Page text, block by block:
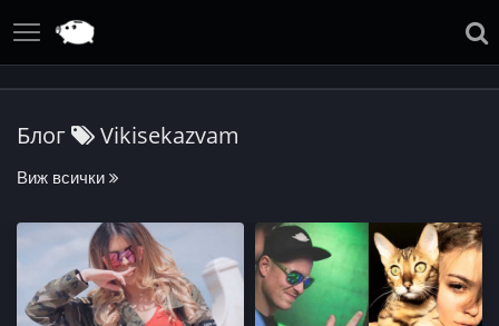
Блог Vikisekazvam
Виж всички